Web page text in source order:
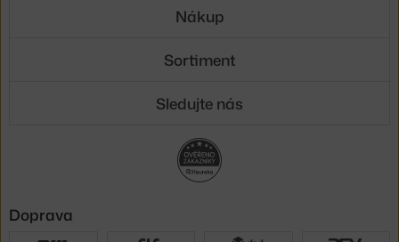
Nákup
Sortiment
Sledujte nás
Doprava